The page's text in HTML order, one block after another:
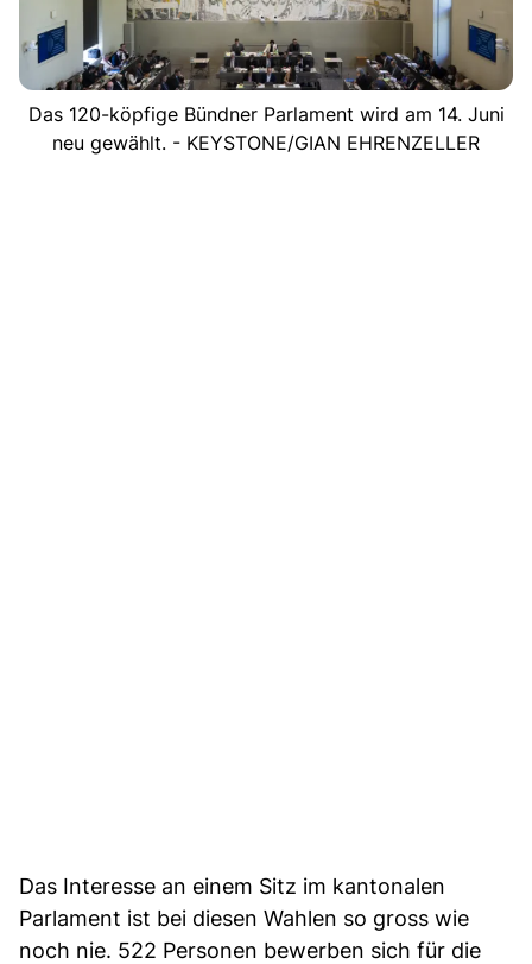
Das 120-köpfige Bündner Parlament wird am 14. Juni
neu gewählt. - KEYSTONE/GIAN EHRENZELLER
Das Interesse an einem Sitz im kantonalen
Parlament ist bei diesen Wahlen so gross wie
noch nie. 522 Personen bewerben sich für die